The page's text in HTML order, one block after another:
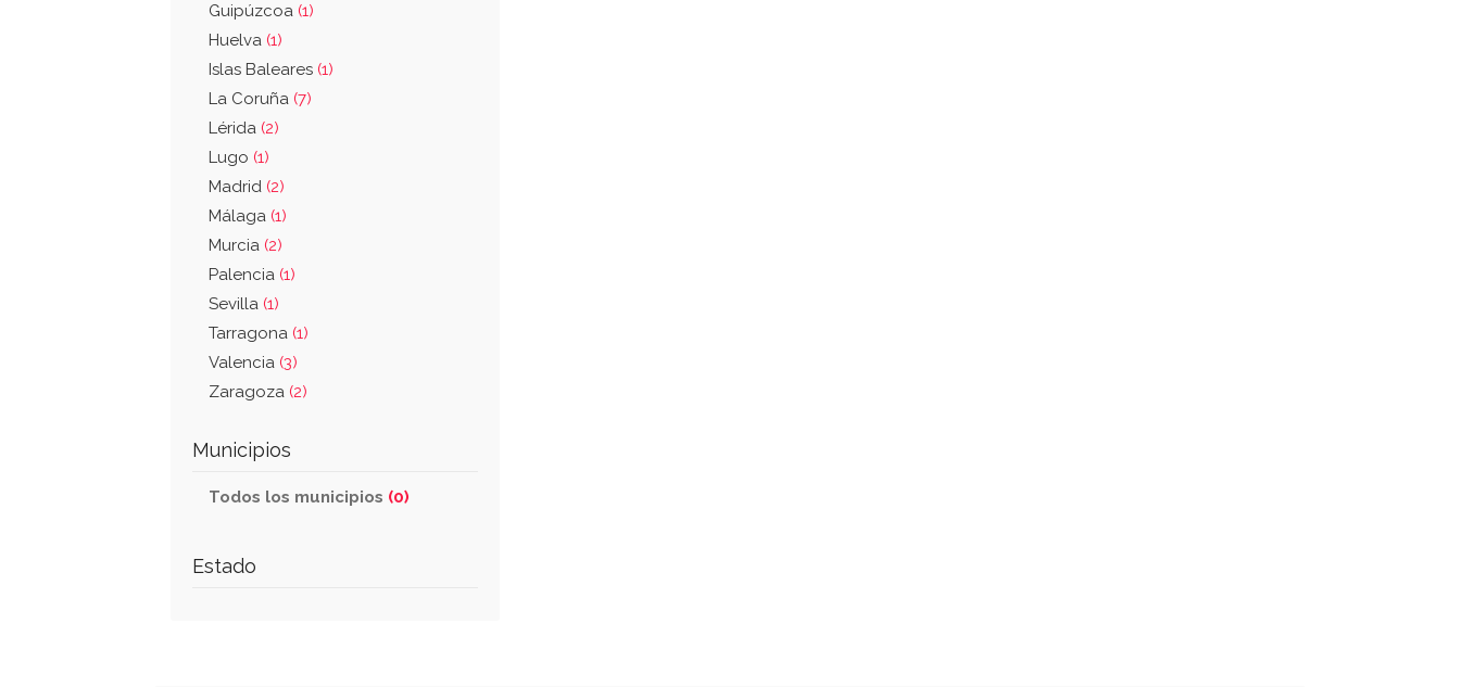
Guipúzcoa (1)
Huelva (1)
Islas Baleares (1)
La Coruña (7)
Lérida (2)
Lugo (1)
Madrid (2)
Málaga (1)
Murcia (2)
Palencia (1)
Sevilla (1)
Tarragona (1)
Valencia (3)
Zaragoza (2)
Municipios
Todos los municipios (0)
Estado